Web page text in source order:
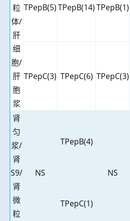
粒
体/
肝
细
胞/
肝
胞
浆
TPepB(5)TPepB(14)TPepB(1)
TPepC(3) TPepC(6) TPepC(3)
肾
匀
浆/
肾
S9/
肾
微
粒
NS
TPepB(4)
NS
TPepC(1)